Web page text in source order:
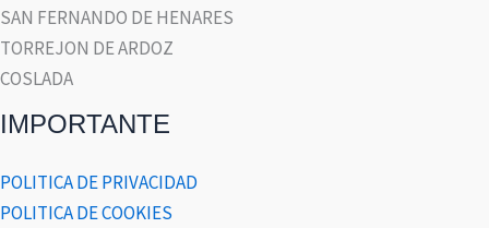
SAN FERNANDO DE HENARES
TORREJON DE ARDOZ
COSLADA
IMPORTANTE
POLITICA DE PRIVACIDAD
POLITICA DE COOKIES